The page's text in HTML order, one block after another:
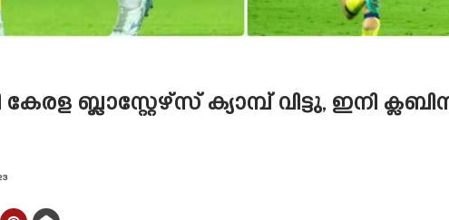
ബ്ലാസ്റ്റേഴ്‌സ് ക്യാമ്പ് വിട്ടു, ഇനി